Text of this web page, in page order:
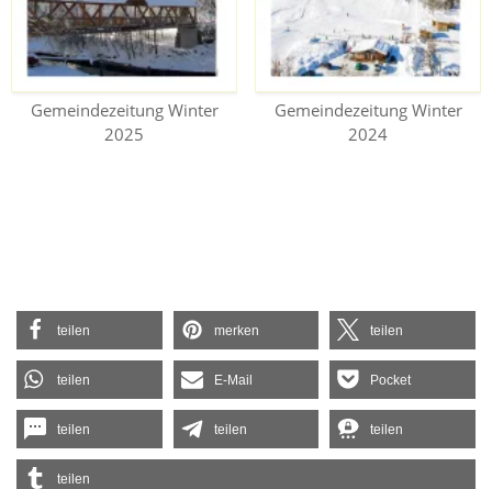
Gemeindezeitung Winter
2025
Gemeindezeitung Winter
2024
teilen merken teilen
teilen E-Mail Pocket
teilen teilen teilen
teilen